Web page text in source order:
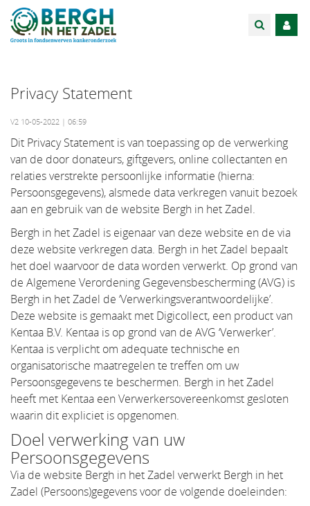
Privacy Statement
V2 10-05-2022 | 06:59
Dit Privacy Statement is van toepassing op de verwerking
van de door donateurs, giftgevers, online collectanten en
relaties verstrekte persoonlijke informatie (hierna:
Persoonsgegevens), alsmede data verkregen vanuit bezoek
aan en gebruik van de website Bergh in het Zadel.
Bergh in het Zadel is eigenaar van deze website en de via
deze website verkregen data. Bergh in het Zadel bepaalt
het doel waarvoor de data worden verwerkt. Op grond van
de Algemene Verordening Gegevensbescherming (AVG) is
Bergh in het Zadel de ‘Verwerkingsverantwoordelijke’.
Deze website is gemaakt met Digicollect, een product van
Kentaa B.V. Kentaa is op grond van de AVG ‘Verwerker’.
Kentaa is verplicht om adequate technische en
organisatorische maatregelen te treffen om uw
Persoonsgegevens te beschermen. Bergh in het Zadel
heeft met Kentaa een Verwerkersovereenkomst gesloten
waarin dit expliciet is opgenomen.
Doel verwerking van uw
Persoonsgegevens
Via de website Bergh in het Zadel verwerkt Bergh in het
Zadel (Persoons)gegevens voor de volgende doeleinden: